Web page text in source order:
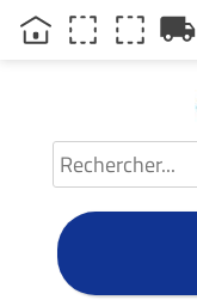
local_shipping